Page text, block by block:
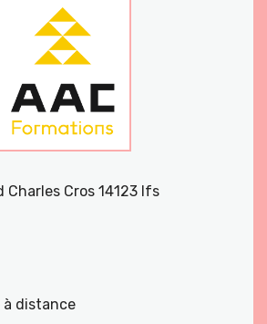
Charles Cros 14123 Ifs
à distance